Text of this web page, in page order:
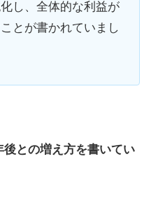
し、全体的な利益が
とが書かれていまし
との増え方を書いてい